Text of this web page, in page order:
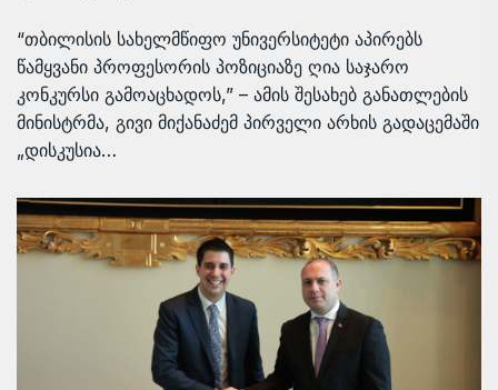
“თბილისის სახელმწიფო უნივერსიტეტი აპირებს
წამყვანი პროფესორის პოზიციაზე ღია საჯარო
კონკურსი გამოაცხადოს,” – ამის შესახებ განათლების
მინისტრმა, გივი მიქანაძემ პირველი არხის გადაცემაში
„დისკუსია…